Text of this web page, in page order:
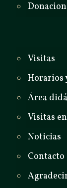
Visitas
Horarios
Área
Visitas
Noticias
Contacto